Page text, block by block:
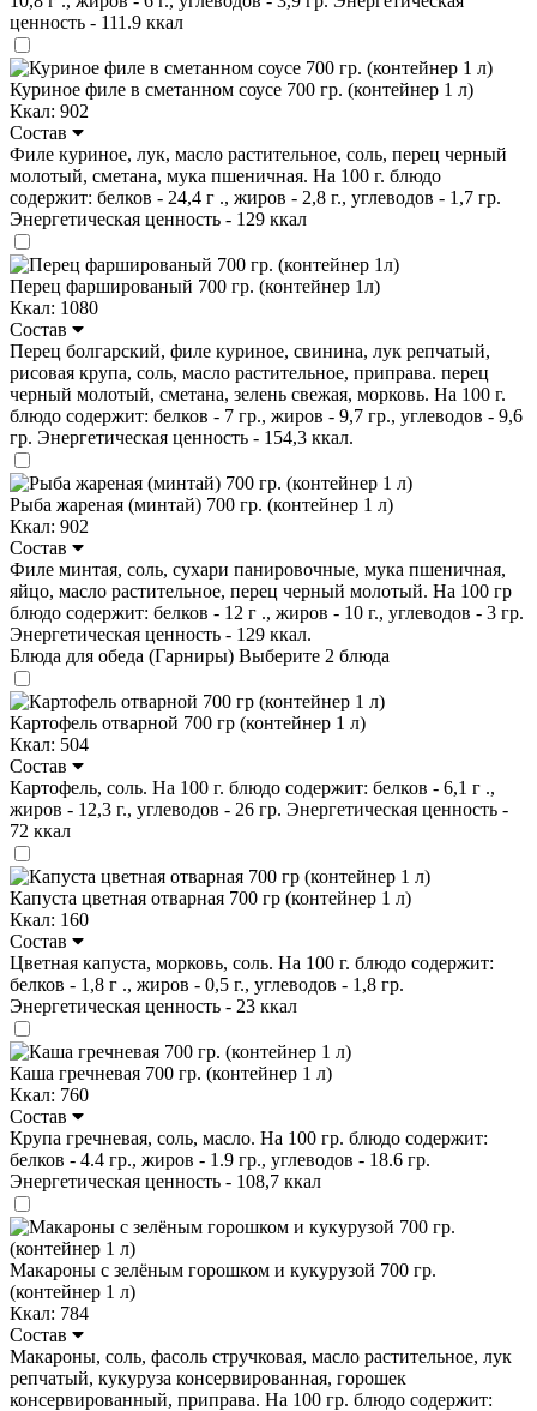
ценность - 111.9 ккал
Куриное филе в сметанном соусе 700 гр. (контейнер 1 л)
Ккал: 902
Состав
Филе куриное, лук, масло растительное, соль, перец черный
молотый, сметана, мука пшеничная. На 100 г. блюдо
содержит: белков - 24,4 г ., жиров - 2,8 г., углеводов - 1,7 гр.
Энергетическая ценность - 129 ккал
Перец фаршированый 700 гр. (контейнер 1л)
Ккал: 1080
Состав
Перец болгарский, филе куриное, свинина, лук репчатый,
рисовая крупа, соль, масло растительное, приправа. перец
черный молотый, сметана, зелень свежая, морковь. На 100 г.
блюдо содержит: белков - 7 гр., жиров - 9,7 гр., углеводов - 9,6
гр. Энергетическая ценность - 154,3 ккал.
Рыба жареная (минтай) 700 гр. (контейнер 1 л)
Ккал: 902
Состав
Филе минтая, соль, сухари панировочные, мука пшеничная,
яйцо, масло растительное, перец черный молотый. На 100 гр
блюдо содержит: белков - 12 г ., жиров - 10 г., углеводов - 3 гр.
Энергетическая ценность - 129 ккал.
Блюда для обеда (Гарниры) Выберите 2 блюда
Картофель отварной 700 гр (контейнер 1 л)
Ккал: 504
Состав
Картофель, соль. На 100 г. блюдо содержит: белков - 6,1 г .,
жиров - 12,3 г., углеводов - 26 гр. Энергетическая ценность -
72 ккал
Капуста цветная отварная 700 гр (контейнер 1 л)
Ккал: 160
Состав
Цветная капуста, морковь, соль. На 100 г. блюдо содержит:
белков - 1,8 г ., жиров - 0,5 г., углеводов - 1,8 гр.
Энергетическая ценность - 23 ккал
Каша гречневая 700 гр. (контейнер 1 л)
Ккал: 760
Состав
Крупа гречневая, соль, масло. На 100 гр. блюдо содержит:
белков - 4.4 гр., жиров - 1.9 гр., углеводов - 18.6 гр.
Энергетическая ценность - 108,7 ккал
Макароны с зелёным горошком и кукурузой 700 гр.
(контейнер 1 л)
Ккал: 784
Состав
Макароны, соль, фасоль стручковая, масло растительное, лук
репчатый, кукуруза консервированная, горошек
консервированный, приправа. На 100 гр. блюдо содержит: